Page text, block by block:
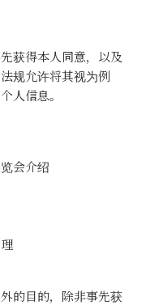
获得本人同意，以及
规允许将其视为例
人信息。
会介绍
的目的，除非事先获